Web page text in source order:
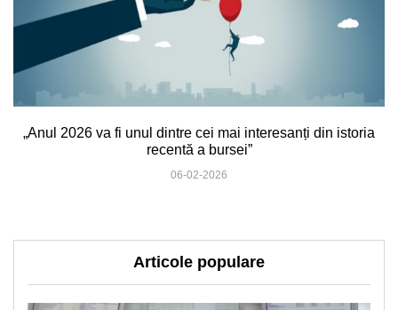
„Anul 2026 va fi unul dintre cei mai interesanți din istoria
recentă a bursei”
06-02-2026
Articole populare